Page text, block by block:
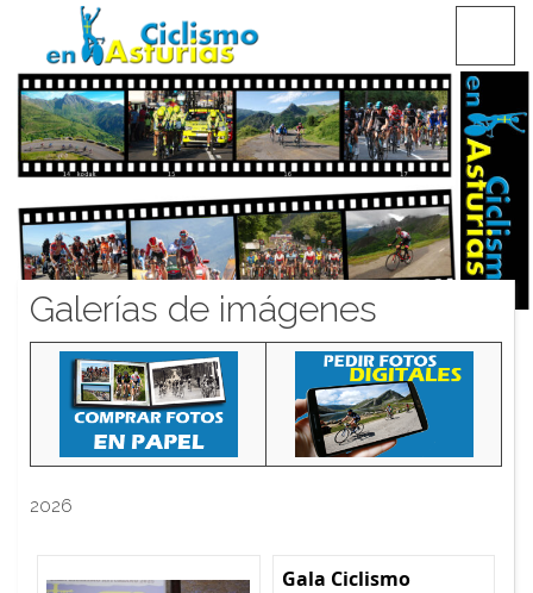
CICLISMO EN ASTURIAS
Galerías de imágenes
2026
Gala Ciclismo